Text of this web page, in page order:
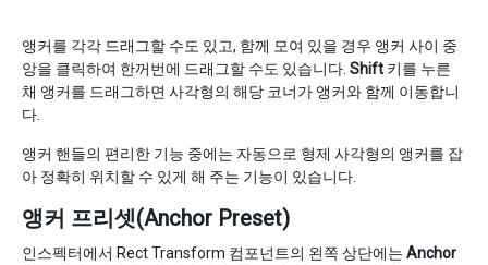
앵커를 각각 드래그할 수도 있고, 함께 모여 있을 경우 앵커 사이 중
앙을 클릭하여 한꺼번에 드래그할 수도 있습니다. Shift 키를 누른
채 앵커를 드래그하면 사각형의 해당 코너가 앵커와 함께 이동합니
다.
앵커 핸들의 편리한 기능 중에는 자동으로 형제 사각형의 앵커를 잡
아 정확히 위치할 수 있게 해 주는 기능이 있습니다.
앵커 프리셋(Anchor Preset)
인스펙터에서 Rect Transform 컴포넌트의 왼쪽 상단에는 Anchor